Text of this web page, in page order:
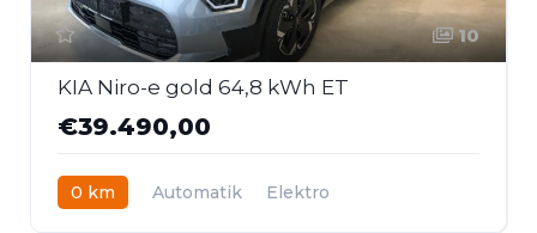
10
KIA Niro-e gold 64,8 kWh ET
€39.490,00
0 km Automatik
Elektro